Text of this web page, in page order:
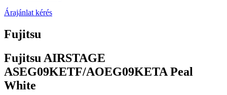
Árajánlat kérés
Fujitsu
Fujitsu AIRSTAGE
ASEG09KETF/AOEG09KETA Peal
White